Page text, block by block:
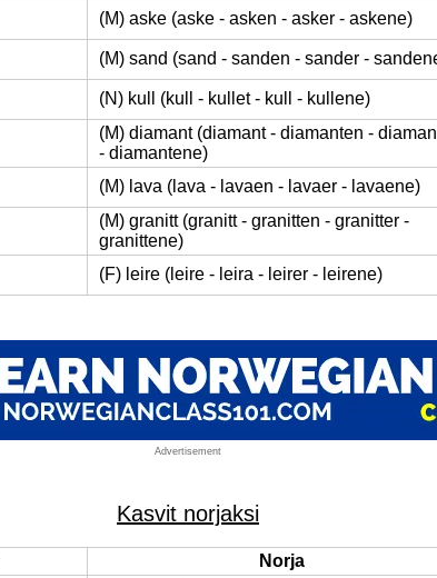
(M) aske (aske - asken - asker - askene)
(M) sand (sand - sanden - sander -
(N) kull (kull - kullet - kull - kullene)
(M) diamant (diamant - diamanten -
- diamantene)
(M) lava (lava - lavaen - lavaer - lavaene)
(M) granitt (granitt - granitten - granitter -
granittene)
(F) leire (leire - leira - leirer - leirene)
Advertisement
Kasvit norjaksi
Norja